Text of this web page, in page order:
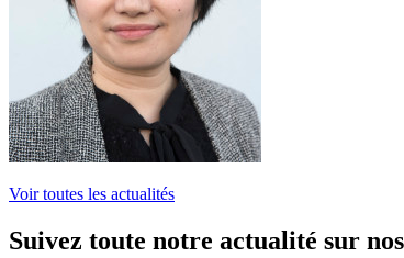
Voir toutes les actualités
Suivez toute notre actualité sur